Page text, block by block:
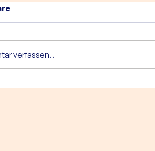
verfassen...